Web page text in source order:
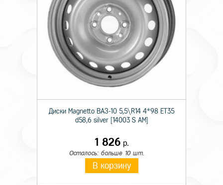
Технические характеристики
Происхождение
Диаметр 16
Диски Magnetto ВАЗ-10 5,5\R14 4*98 ET35
d58,6 silver [14003 S AM]
1 826р.
Осталось: больше 10 шт.
В корзину